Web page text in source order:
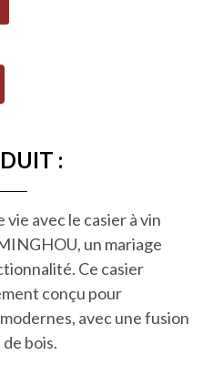
:
avec le casier à vin
un mariage
Ce casier
conçu pour
avec une fusion
bois.